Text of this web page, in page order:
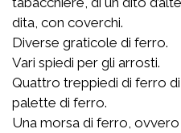
dita, con coverchi.
Diverse graticole di ferro.
Vari spiedi per gli arrosti.
Quattro treppiedi di ferro
palette di ferro.
Una morsa di ferro,